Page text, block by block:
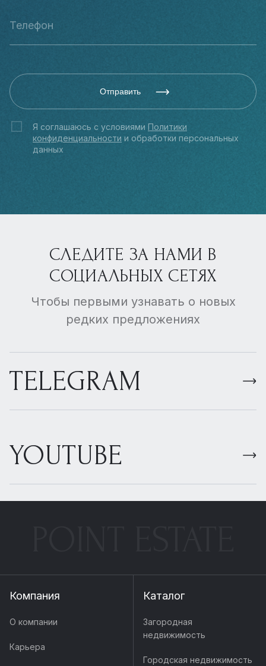
Отправить
Я соглашаюсь с условиями Политики
конфиденциальности и обработки персональных
данных
СЛЕДИТЕ ЗА НАМИ В
СОЦИАЛЬНЫХ СЕТЯХ
Чтобы первыми узнавать о новых
редких предложениях
TELEGRAM
YOUTUBE
Компания
О компании
Карьера
Каталог
Загородная
недвижимость
Городская недвижимость